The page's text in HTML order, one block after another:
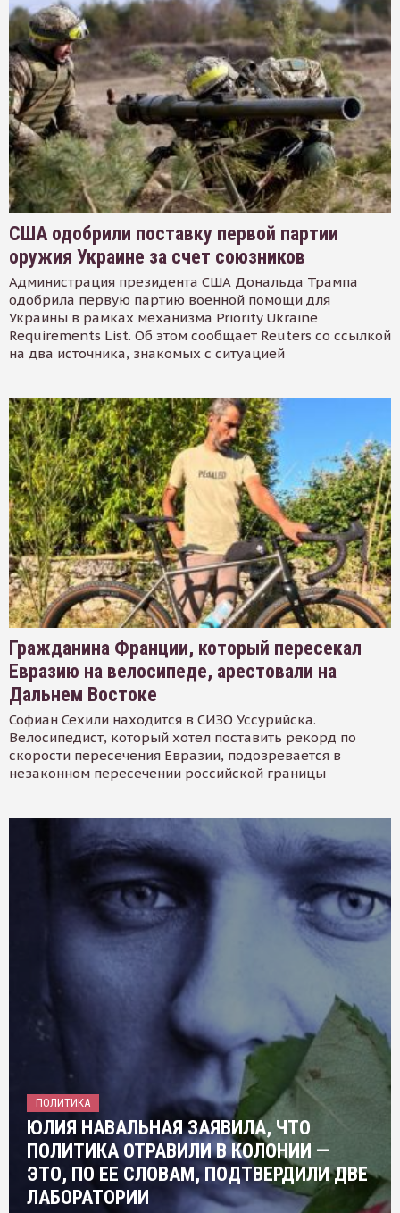
США одобрили поставку первой партии
оружия Украине за счет союзников
Администрация президента США Дональда Трампа
одобрила первую партию военной помощи для
Украины в рамках механизма Priority Ukraine
Requirements List. Об этом сообщает Reuters со ссылкой
на два источника, знакомых с ситуацией
Гражданина Франции, который пересекал
Евразию на велосипеде, арестовали на
Дальнем Востоке
Софиан Сехили находится в СИЗО Уссурийска.
Велосипедист, который хотел поставить рекорд по
скорости пересечения Евразии, подозревается в
незаконном пересечении российской границы
ПОЛИТИКА
ЮЛИЯ НАВАЛЬНАЯ ЗАЯВИЛА, ЧТО
ПОЛИТИКА ОТРАВИЛИ В КОЛОНИИ —
ЭТО, ПО ЕЕ СЛОВАМ, ПОДТВЕРДИЛИ ДВЕ
ЛАБОРАТОРИИ